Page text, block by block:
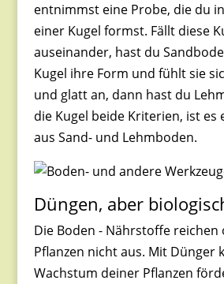
entnimmst eine Probe, die du
einer Kugel formst. Fällt diese
auseinander, hast du
Kugel ihre Form und fühlt sie
und glatt an, dann hast du
die Kugel beide Kriterien, ist es
aus Sand- und Lehmboden.
Düngen, aber
Die Boden - Nährstoffe reichen
Pflanzen nicht aus. Mit Dünger
Wachstum deiner Pflanzen